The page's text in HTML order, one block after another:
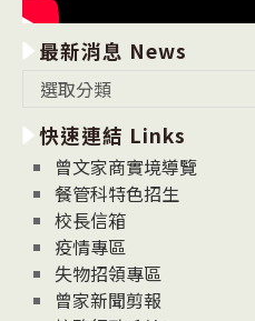
最新消息 News
消
息
News
選取分類
快速連結 Links
曾文家商實境導覽
餐管科特色招生
校長信箱
疫情專區
失物招領專區
曾家新聞剪報